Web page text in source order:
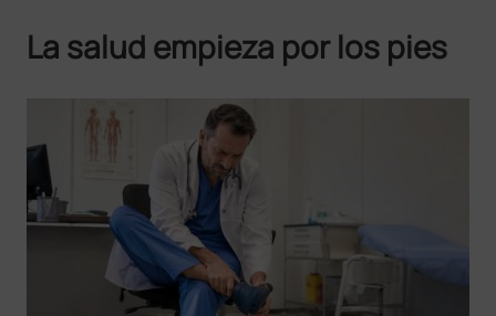
La salud empieza por los pies